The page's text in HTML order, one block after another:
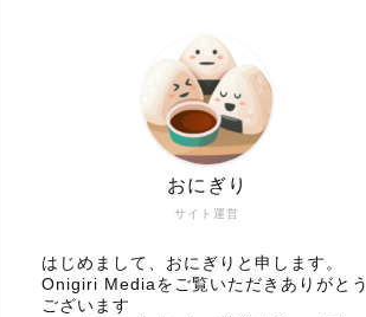
サイト運営
おにぎり
はじめまして、おにぎりと申します。
Onigiri Mediaをご覧いただきありがとう
ございます